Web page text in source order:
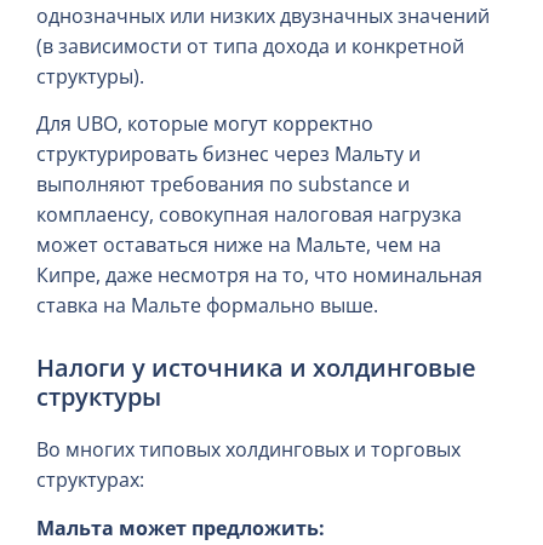
однозначных или низких двузначных значений
(в зависимости от типа дохода и конкретной
структуры).
Для UBO, которые могут корректно
структурировать бизнес через Мальту и
выполняют требования по substance и
комплаенсу, совокупная налоговая нагрузка
может оставаться ниже на Мальте, чем на
Кипре, даже несмотря на то, что номинальная
ставка на Мальте формально выше.
Налоги у источника и холдинговые
структуры
Во многих типовых холдинговых и торговых
структурах:
Мальта может предложить: